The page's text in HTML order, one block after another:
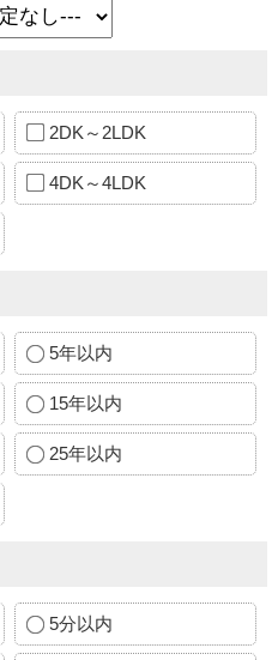
2DK～2LDK
4DK～4LDK
5年以内
15年以内
25年以内
5分以内